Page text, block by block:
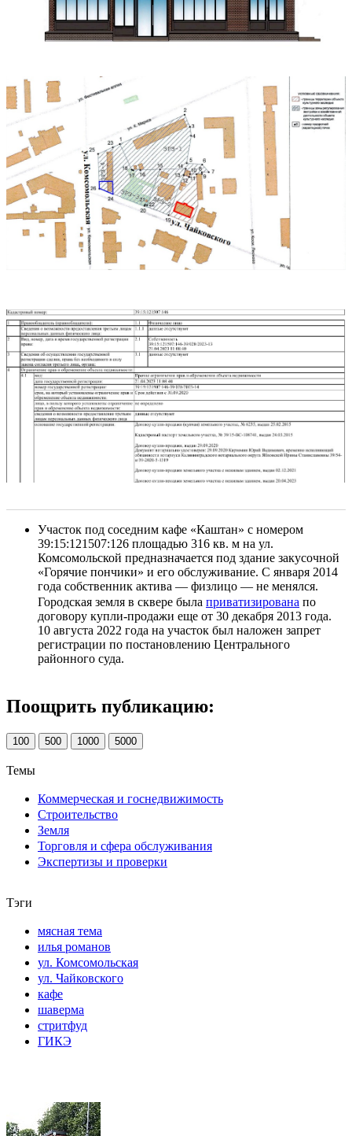
Участок под соседним кафе «Каштан» с номером
39:15:121507:126 площадью 316 кв. м на ул.
Комсомольской предназначается под здание закусочной
«Горячие пончики» и его обслуживание. С января 2014
года собственник актива — физлицо — не менялся.
Городская земля в сквере была приватизирована по
договору купли-продажи еще от 30 декабря 2013 года.
10 августа 2022 года на участок был наложен запрет
регистрации по постановлению Центрального
районного суда.
Поощрить публикацию:
100 500 1000 5000
Темы
Коммерческая и госнедвижимость
Строительство
Земля
Торговля и сфера обслуживания
Экспертизы и проверки
Тэги
мясная тема
илья романов
ул. Комсомольская
ул. Чайковского
кафе
шаверма
стритфуд
ГИКЭ